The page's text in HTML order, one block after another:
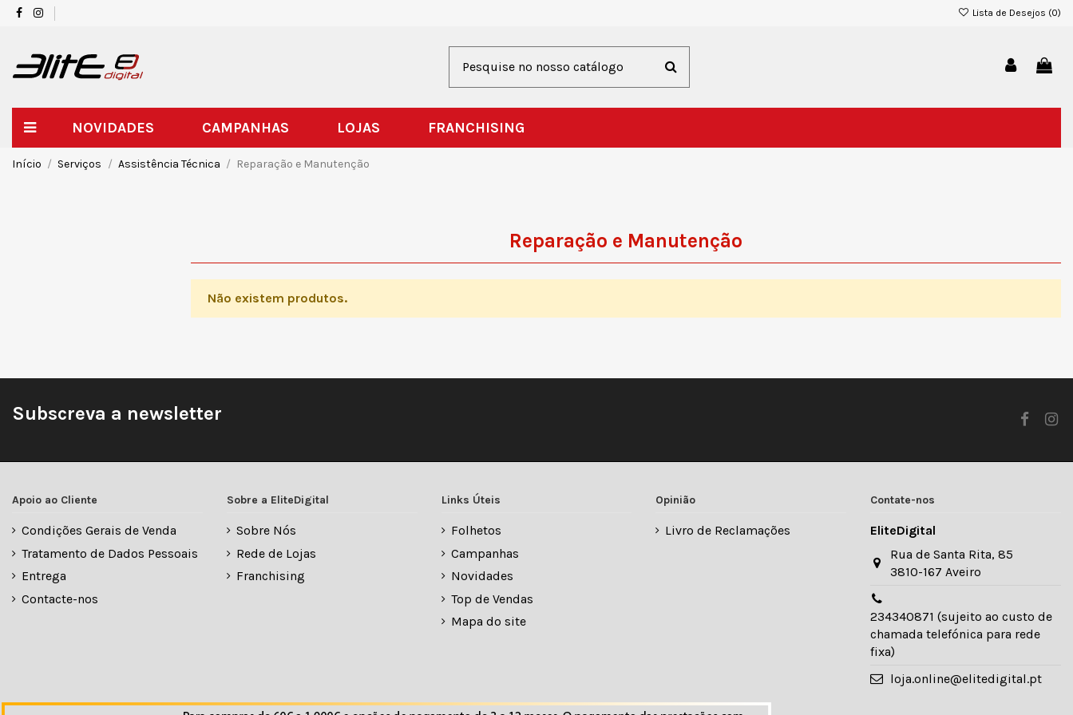
Lista de Desejos (0)
NOVIDADES CAMPANHAS LOJAS FRANCHISING
Início Serviços Assistência Técnica Reparação e Manutenção
Reparação e Manutenção
Não existem produtos.
Subscreva a newsletter
Apoio ao Cliente
Condições Gerais de Venda
Tratamento de Dados Pessoais
Entrega
Contacte-nos
Sobre a EliteDigital
Sobre Nós
Rede de Lojas
Franchising
Links Úteis
Folhetos
Campanhas
Novidades
Top de Vendas
Mapa do site
Opinião
Livro de Reclamações
Contate-nos
EliteDigital
Rua de Santa Rita, 85
3810-167 Aveiro
234340871 (sujeito ao custo de
chamada telefónica para rede
fixa)
loja.online@elitedigital.pt